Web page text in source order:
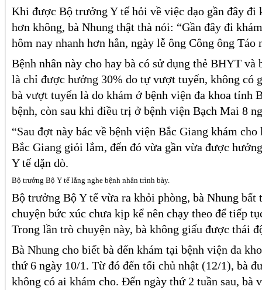
Khi được Bộ trưởng Y tế hỏi về việc dạo gần đây đi
hơn không, bà Nhung thật thà nói: “Gần đây đi
hôm nay nhanh hơn hẳn, ngày lễ ông Công ông
Bệnh nhân này cho hay bà có sử dụng thẻ BHYT
là chỉ được hưởng 30% do tự vượt tuyến, không có
bà vượt tuyến là do khám ở bệnh viện đa khoa tỉnh
bệnh, còn sau khi điều trị ở bệnh viện Bạch Mai 8
“Sau đợt này bác về bệnh viện Bắc Giang khám cho
Bắc Giang giỏi lắm, đến đó vừa gần vừa được
Y tế dặn dò.
Bộ trưởng Bộ Y tế lắng nghe bệnh nhân trình bày.
Bộ trưởng Bộ Y tế vừa ra khỏi phòng, bà Nhung
chuyện bức xúc chưa kịp kể nên chạy theo để tiếp
Trong lần trò chuyện này, bà không giấu được thái
Bà Nhung cho biết bà đến khám tại bệnh viện đa
thứ 6 ngày 10/1. Từ đó đến tối chủ nhật (12/1), bà
không có ai khám cho. Đến ngày thứ 2 tuần sau, bà